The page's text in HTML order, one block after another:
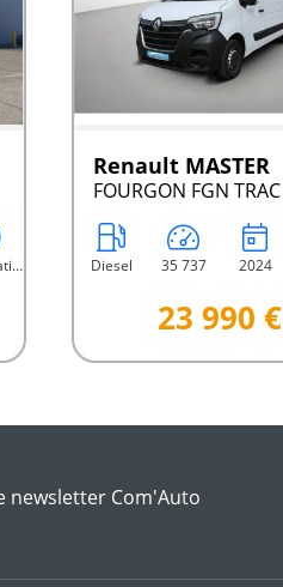
Automatique
Renault MASTER
Diesel 35 737 2024
23 990 €
newsletter Com'Auto